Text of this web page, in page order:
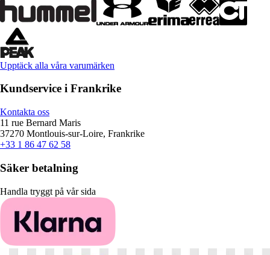
Upptäck alla våra varumärken
Kundservice i Frankrike
Kontakta oss
11 rue Bernard Maris
37270 Montlouis-sur-Loire, Frankrike
+33 1 86 47 62 58
Säker betalning
Handla tryggt på vår sida